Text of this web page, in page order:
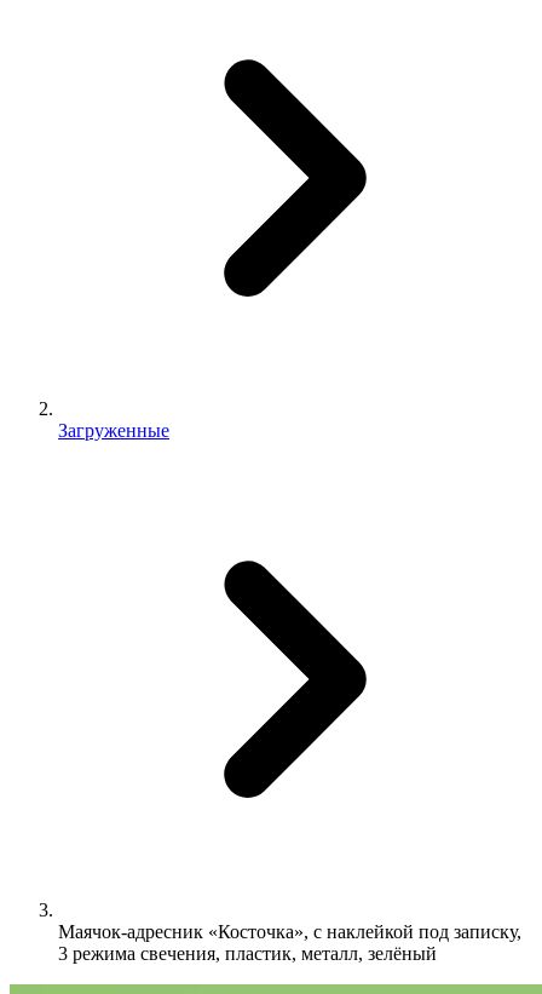
Загруженные
Маячок-адресник «Косточка», с наклейкой под записку,
3 режима свечения, пластик, металл, зелёный